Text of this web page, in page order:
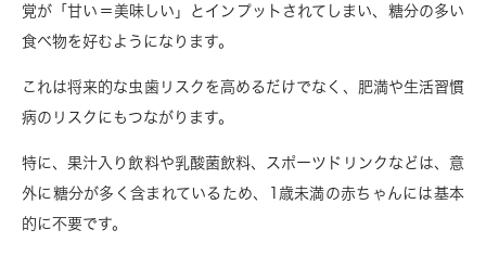
覚が「甘い＝美味しい」とインプットされてしまい、糖分の多い
食べ物を好むようになります。
これは将来的な虫歯リスクを高めるだけでなく、肥満や生活習慣
病のリスクにもつながります。
特に、果汁入り飲料や乳酸菌飲料、スポーツドリンクなどは、意
外に糖分が多く含まれているため、1歳未満の赤ちゃんには基本
的に不要です。